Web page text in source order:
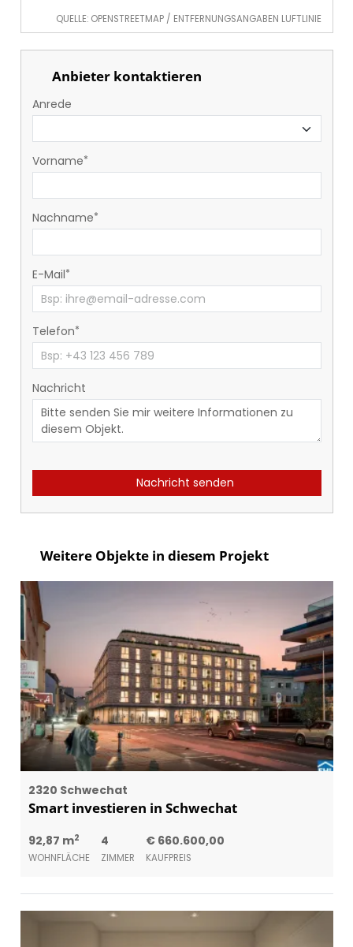
QUELLE: OPENSTREETMAP / ENTFERNUNGSANGABEN LUFTLINIE
Anbieter kontaktieren
Anrede
Vorname
Nachname
E-Mail
Telefon
Nachricht
Nachricht senden
Weitere Objekte in diesem Projekt
2320 Schwechat
Smart investieren in Schwechat
92,87 m2
WOHNFLÄCHE
4
ZIMMER
€ 660.600,00
KAUFPREIS